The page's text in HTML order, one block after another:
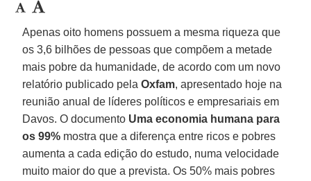
Apenas oito homens possuem a mesma riqueza que
os 3,6 bilhões de pessoas que compõem a metade
mais pobre da humanidade, de acordo com um novo
relatório publicado pelaOxfam, apresentado hoje na
reunião anual de líderes políticos e empresariais em
Davos. O documento Uma economia humana para
os 99% mostra que a diferença entre ricos e pobres
aumenta a cada edição do estudo, numa velocidade
muito maior do que a prevista. Os 50% mais pobres